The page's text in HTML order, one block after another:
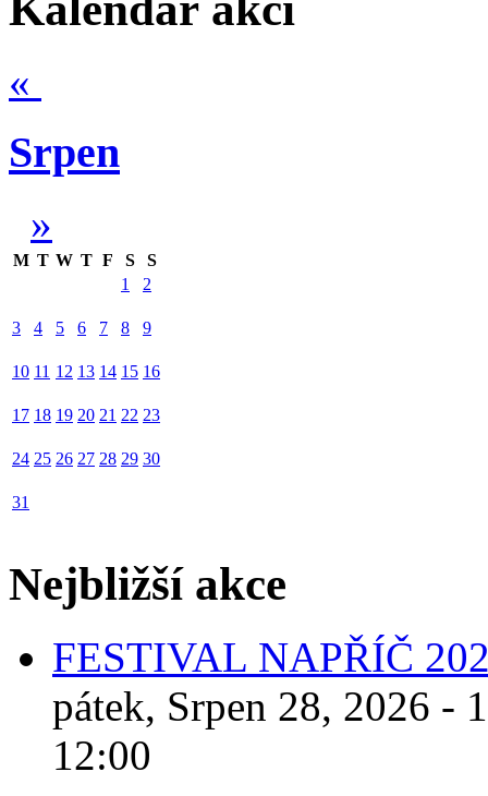
«
Srpen
»
M T W T F S
S
1
2
3 4 5 6 7 8 9
10 11 12 13 14 15 16
17 18 19 20 21 22 23
24 25 26 27 28 29 30
31
Nejbližší akce
FESTIVAL NAPŘÍČ
pátek, Srpen 28, 2026 -
12:00